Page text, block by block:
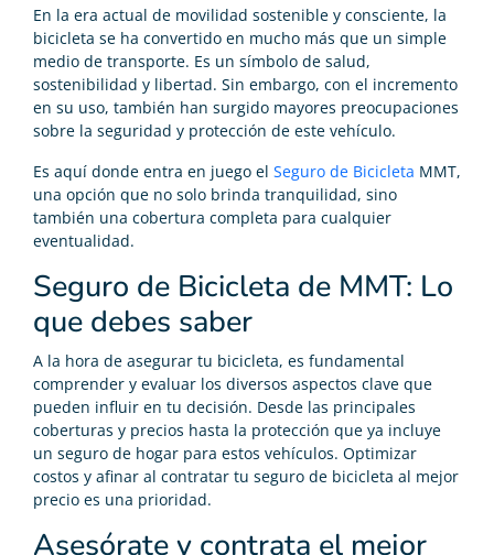
En la era actual de movilidad sostenible y consciente, la
bicicleta se ha convertido en mucho más que un simple
medio de transporte. Es un símbolo de salud,
sostenibilidad y libertad. Sin embargo, con el incremento
en su uso, también han surgido mayores preocupaciones
sobre la seguridad y protección de este vehículo.
Es aquí donde entra en juego el Seguro de Bicicleta MMT,
una opción que no solo brinda tranquilidad, sino
también una cobertura completa para cualquier
eventualidad.
Seguro de Bicicleta de MMT: Lo
que debes saber
A la hora de asegurar tu bicicleta, es fundamental
comprender y evaluar los diversos aspectos clave que
pueden influir en tu decisión. Desde las principales
coberturas y precios hasta la protección que ya incluye
un seguro de hogar para estos vehículos. Optimizar
costos y afinar al contratar tu seguro de bicicleta al mejor
precio es una prioridad.
Asesórate y contrata el mejor